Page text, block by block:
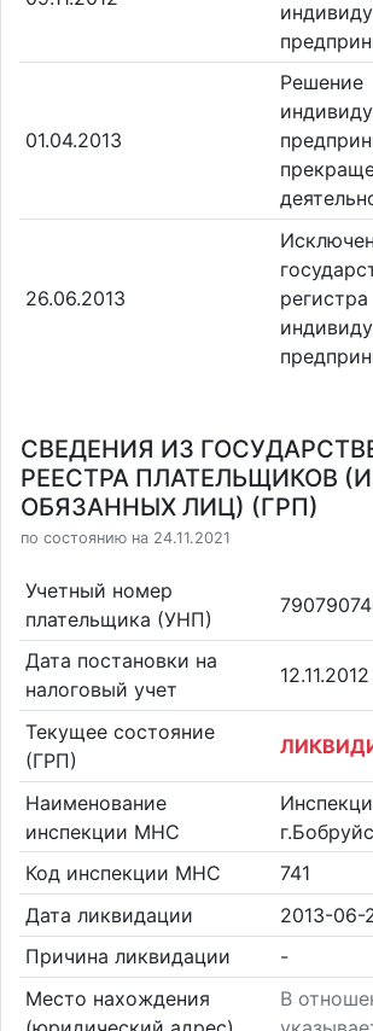
01.04.2013
Решение
26.06.2013
регистра
СВЕДЕНИЯ ИЗ
РЕЕСТРА ПЛАТЕЛЬЩИКОВ
ОБЯЗАННЫХ ЛИЦ) (ГРП)
по состоянию на 24.11.2021
Учетный номер
плательщика (УНП)
Дата постановки на
налоговый учет
12.11.2012
Текущее состояние
(ГРП)
Наименование
инспекции МНС
Код инспекции МНС
741
Дата ликвидации
2013-06-
Причина ликвидации
-
Место нахождения
В